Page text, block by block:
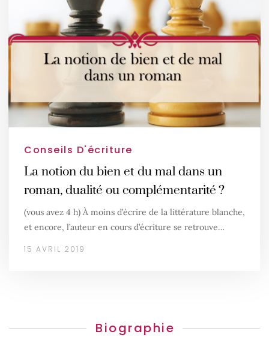
Conseils D'écriture
La notion du bien et du mal dans un
roman, dualité ou complémentarité ?
(vous avez 4 h) À moins d’écrire de la littérature blanche,
et encore, l’auteur en cours d’écriture se retrouve…
15 AVRIL 2019
Biographie